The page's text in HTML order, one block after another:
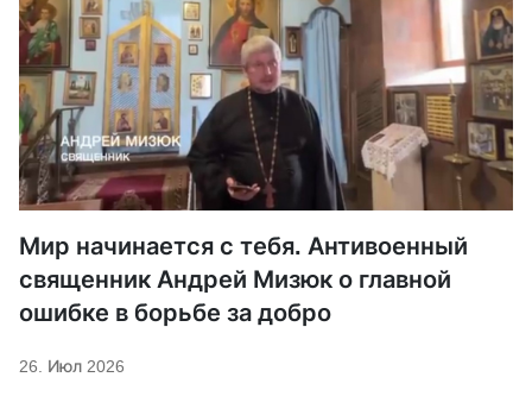
Мир начинается с тебя. Антивоенный
священник Андрей Мизюк о главной
ошибке в борьбе за добро
26. Июл 2026